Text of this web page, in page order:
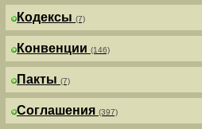
Кодексы (7)
Конвенции (146)
Пакты (7)
Соглашения (397)